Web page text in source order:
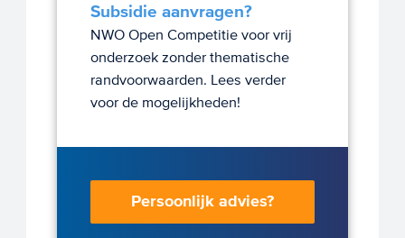
Subsidie aanvragen?
NWO Open Competitie voor vrij
onderzoek zonder thematische
randvoorwaarden. Lees verder
voor de mogelijkheden!
Persoonlijk advies?